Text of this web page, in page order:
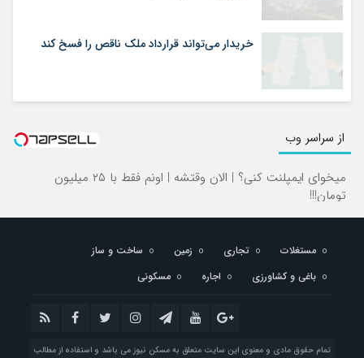
خریدار می‌تواند قرارداد ملک ناقص را فسخ کند
از سراسر وب
میخوای ایمپلنت کنی؟ | الان وقتشه | اونم فقط با ۲۵ میلیون
تومان!!!
مستغلات تجاری زمین
ساخت و ساز
باغی و کشاورزی
اجاره مسکونی
تمام حقوق مادی و معنوی این سایت متعلق به مسکن نیوز می باشد و استفاده از مطالب